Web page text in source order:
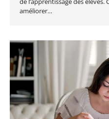
améliorer…